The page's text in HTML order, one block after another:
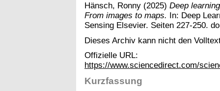
Hänsch, Ronny (2025) Deep
From images to maps. In: Deep
Sensing Elsevier. Seiten 227-250.
Dieses Archiv kann nicht den
Offizielle URL:
https://www.sciencedirect.com/
Kurzfassung